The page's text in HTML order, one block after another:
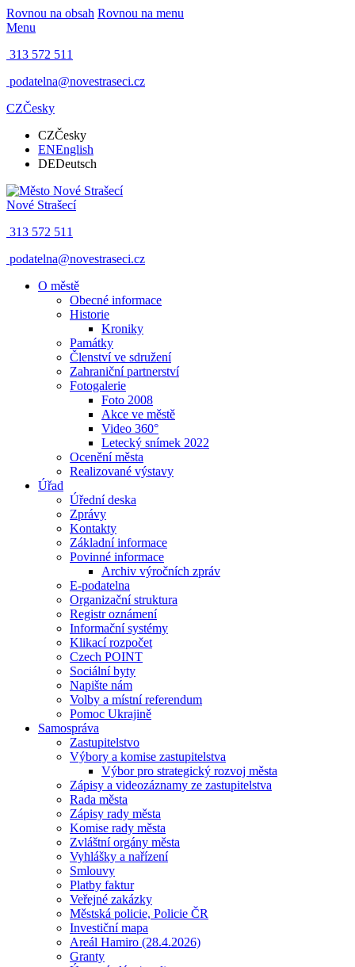
Rovnou na obsah Rovnou na menu
Menu
313 572 511
podatelna@novestraseci.cz
CZČesky
CZČesky
ENEnglish
DEDeutsch
Nové Strašecí
313 572 511
podatelna@novestraseci.cz
O městě
Obecné informace
Historie
Kroniky
Památky
Členství ve sdružení
Zahraniční partnerství
Fotogalerie
Foto 2008
Akce ve městě
Video 360°
Letecký snímek 2022
Ocenění města
Realizované výstavy
Úřad
Úřední deska
Zprávy
Kontakty
Základní informace
Povinné informace
Archiv výročních zpráv
E-podatelna
Organizační struktura
Registr oznámení
Informační systémy
Klikací rozpočet
Czech POINT
Sociální byty
Napište nám
Volby a místní referendum
Pomoc Ukrajině
Samospráva
Zastupitelstvo
Výbory a komise zastupitelstva
Výbor pro strategický rozvoj města
Zápisy a videozáznamy ze zastupitelstva
Rada města
Zápisy rady města
Komise rady města
Zvláštní orgány města
Vyhlášky a nařízení
Smlouvy
Platby faktur
Veřejné zakázky
Městská policie, Policie ČR
Investiční mapa
Areál Hamiro (28.4.2026)
Granty